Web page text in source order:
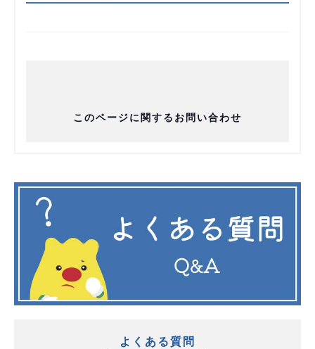
このページに関するお問い合わせ
よくある質問